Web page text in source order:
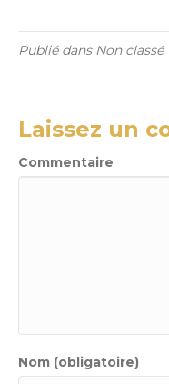
Publié dans Non classé
Laissez un
Commentaire
Nom (obligatoire)